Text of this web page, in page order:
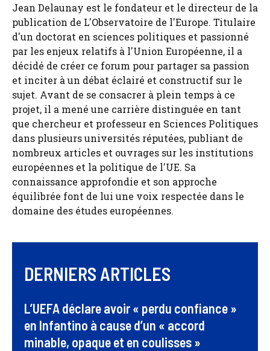
Jean Delaunay est le fondateur et le directeur de la
publication de L'Observatoire de l'Europe. Titulaire
d'un doctorat en sciences politiques et passionné
par les enjeux relatifs à l'Union Européenne, il a
décidé de créer ce forum pour partager sa passion
et inciter à un débat éclairé et constructif sur le
sujet. Avant de se consacrer à plein temps à ce
projet, il a mené une carrière distinguée en tant
que chercheur et professeur en Sciences Politiques
dans plusieurs universités réputées, publiant de
nombreux articles et ouvrages sur les institutions
européennes et la politique de l'UE. Sa
connaissance approfondie et son approche
équilibrée font de lui une voix respectée dans le
domaine des études européennes.
DERNIERS ARTICLES
L’UEFA déclare avoir « perdu confiance »
en Infantino à cause d’un « accord
minable, opaque et en coulisses »